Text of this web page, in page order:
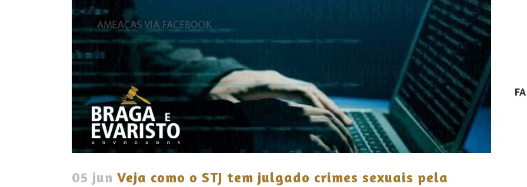
05 jun Veja como o STJ tem julgado crimes sexuais pela
byaztecweb